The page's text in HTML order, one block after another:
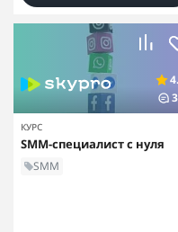
КУРС
SMM-специалист с нуля
SMM